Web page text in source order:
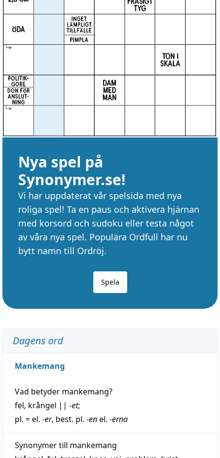
Nya spel på
Synonymer.se!
Vi har uppdaterat vår spelsida med nya
roliga spel! Ta en paus och aktivera hjärnan
med korsord och sudoku eller testa något
av våra nya spel. Populära Ordfull har nu
bytt namn till Ordröj.
Spela
Dagens ord
Mankemang
Vad betyder mankemang?
fel, krångel || -et;
pl. = el. -er, best. pl. -enel. -erna
Synonymer till mankemang